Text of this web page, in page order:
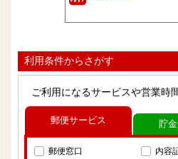
利用条件からさがす
ご利用になるサービスや営業時
郵便サービス
郵便窓口
内容
貯